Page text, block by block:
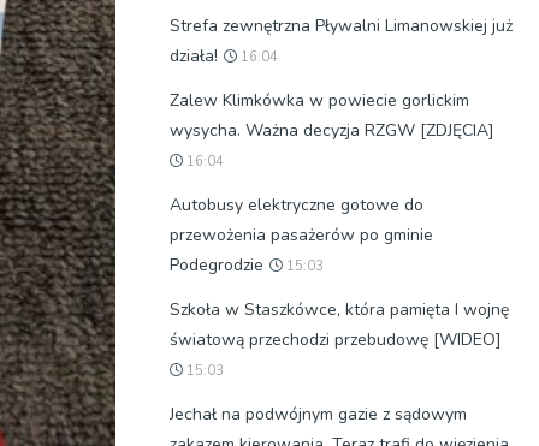
Strefa zewnętrzna Pływalni Limanowskiej już
działa!
16:04
Zalew Klimkówka w powiecie gorlickim
wysycha. Ważna decyzja RZGW [ZDJĘCIA]
16:04
Autobusy elektryczne gotowe do
przewożenia pasażerów po gminie
Podegrodzie
15:03
Szkoła w Staszkówce, która pamięta I wojnę
światową przechodzi przebudowę [WIDEO]
15:03
Jechał na podwójnym gazie z sądowym